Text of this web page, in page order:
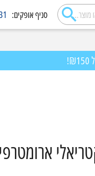
סניףאופקים:
ארומטרפי